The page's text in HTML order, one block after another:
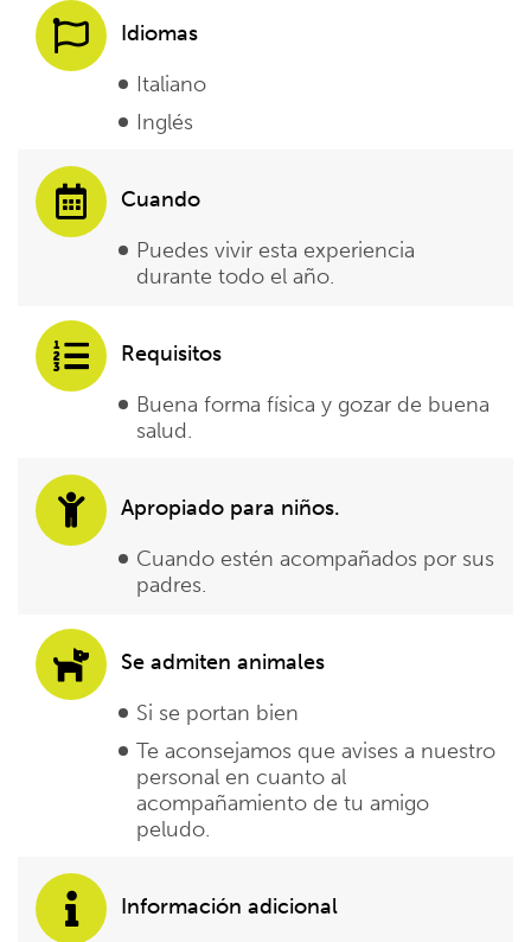
Idiomas
Italiano
Inglés
Cuando
Puedes vivir esta experiencia
durante todo el año.
Requisitos
Buena forma física y gozar de buena
salud.
Apropiado para niños.
Cuando estén acompañados por sus
padres.
Se admiten animales
Si se portan bien
Te aconsejamos que avises a nuestro
personal en cuanto al
acompañamiento de tu amigo
peludo.
Información adicional